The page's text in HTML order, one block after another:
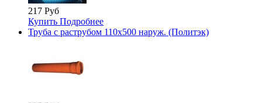
217 Руб
Купить Подробнее
Труба с раструбом 110х500 наруж. (Политэк)